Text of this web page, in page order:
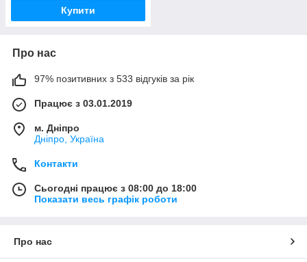
Купити
Про нас
97% позитивних з 533 відгуків за рік
Працює з 03.01.2019
м. Дніпро
Дніпро, Україна
Контакти
Сьогодні працює з 08:00 до 18:00
Показати весь графік роботи
Про нас